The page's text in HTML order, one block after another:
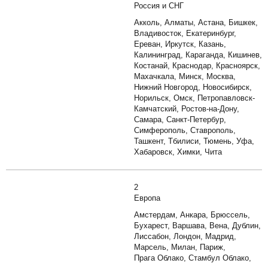
Россия и СНГ
Акколь, Алматы, Астана, Бишкек,
Владивосток, Екатеринбург,
Ереван, Иркутск, Казань,
Калининград, Караганда, Кишинев,
Костанай, Краснодар, Красноярск,
Махачкала, Минск, Москва,
Нижний Новгород, Новосибирск,
Норильск, Омск, Петропавловск-
Камчатский, Ростов-на-Дону,
Самара, Санкт-Петербур,
Симферополь, Ставрополь,
Ташкент, Тбилиси, Тюмень, Уфа,
Хабаровск, Химки, Чита
2
Европа
Амстердам, Анкара, Брюссель,
Бухарест, Варшава, Вена, Дублин,
Лиссабон, Лондон, Мадрид,
Марсель, Милан, Париж,
Прага Облако, Стамбул Облако,